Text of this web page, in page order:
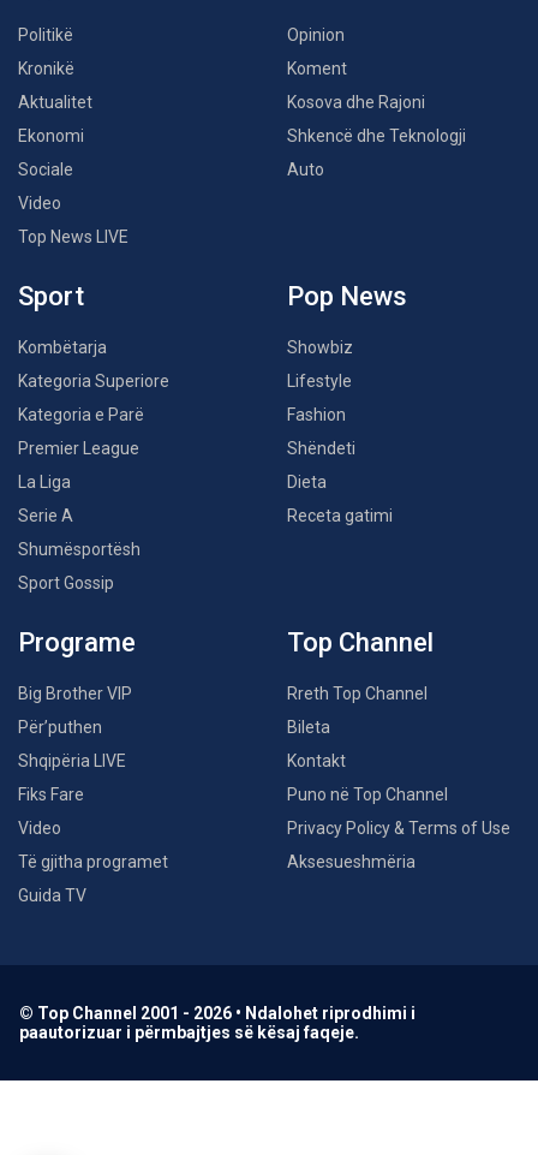
Politikë
Kronikë
Aktualitet
Ekonomi
Sociale
Video
Top News LIVE
Opinion
Koment
Kosova dhe Rajoni
Shkencë dhe Teknologji
Auto
Sport
Kombëtarja
Kategoria Superiore
Kategoria e Parë
Premier League
La Liga
Serie A
Shumësportësh
Sport Gossip
Pop News
Showbiz
Lifestyle
Fashion
Shëndeti
Dieta
Receta gatimi
Programe
Big Brother VIP
Për’puthen
Shqipëria LIVE
Fiks Fare
Video
Të gjitha programet
Guida TV
Top Channel
Rreth Top Channel
Bileta
Kontakt
Puno në Top Channel
Privacy Policy & Terms of Use
Aksesueshmëria
© Top Channel 2001 - 2026 • Ndalohet riprodhimi i
paautorizuar i përmbajtjes së kësaj faqeje.